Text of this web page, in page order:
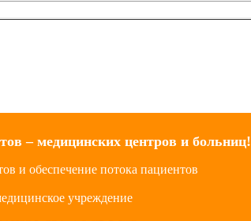
– медицинских центров и больниц!
и обеспечение потока пациентов
учреждение